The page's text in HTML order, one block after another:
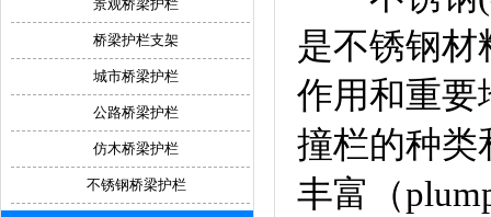
是不锈钢材
作用和重要
撞栏的种类
丰富（
景观桥梁护栏
桥梁护栏支架
城市桥梁护栏
公路桥梁护栏
仿木桥梁护栏
不锈钢桥梁护栏